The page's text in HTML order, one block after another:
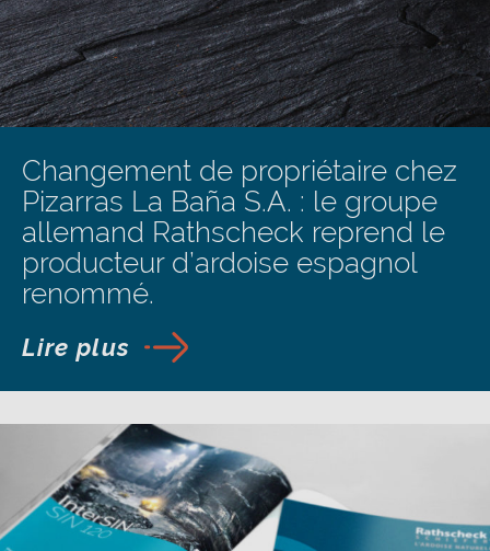
Changement de propriétaire chez
Pizarras La Baña S.A. : le groupe
allemand Rathscheck reprend le
producteur d’ardoise espagnol
renommé.
Lire plus